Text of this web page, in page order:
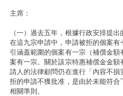
主席：
（一）過去五年，根據行政安排提
在這九宗申請中，申請被拒的個案
引涵蓋範圍的個案有一宗（補償金
案有一宗。關於該宗特惠補償金金
請人的法律顧問仍在進行「內容不
拒的申請不獲批准，是由於未能符
相關準則。